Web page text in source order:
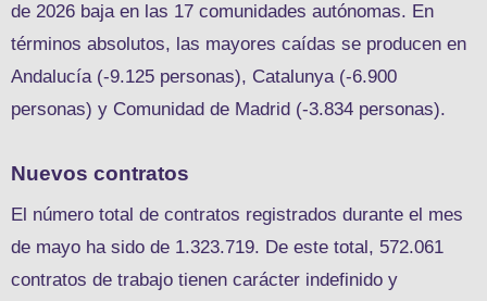
de 2026 baja en las 17 comunidades autónomas. En
términos absolutos, las mayores caídas se producen en
Andalucía (-9.125 personas), Catalunya (-6.900
personas) y Comunidad de Madrid (-3.834 personas).
Nuevos contratos
El número total de contratos registrados durante el mes
de mayo ha sido de 1.323.719. De este total, 572.061
contratos de trabajo tienen carácter indefinido y